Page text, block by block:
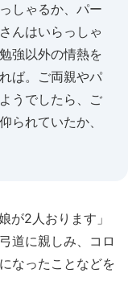
しゃるか、パー
んはいらっしゃ
強以外の情熱を
ば。ご両親やパ
うでしたら、ご
られていたか、
が2人おります」
道に親しみ、コロ
なったことなどを